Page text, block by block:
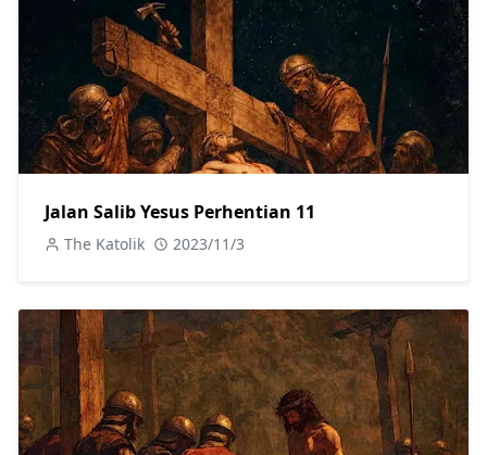
Jalan Salib Yesus Perhentian 11
The Katolik 2023/11/3